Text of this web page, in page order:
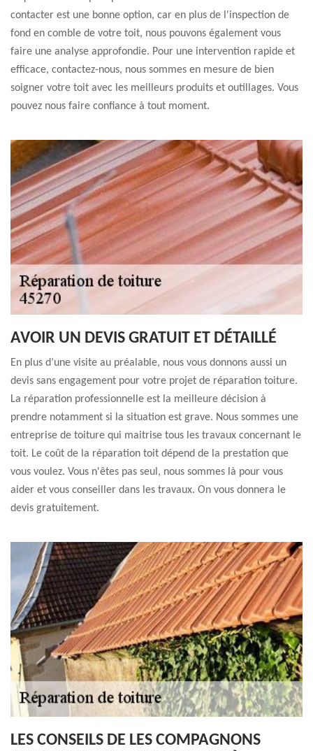
contacter est une bonne option, car en plus de l'inspection de
fond en comble de votre toit, nous pouvons également vous
faire une analyse approfondie. Pour une intervention rapide et
efficace, contactez-nous, nous sommes en mesure de bien
soigner votre toit avec les meilleurs produits et outillages. Vous
pouvez nous faire confiance à tout moment.
AVOIR UN DEVIS GRATUIT ET DÉTAILLÉ
En plus d’une visite au préalable, nous vous donnons aussi un
devis sans engagement pour votre projet de réparation toiture.
La réparation professionnelle est la meilleure décision à
prendre notamment si la situation est grave. Nous sommes une
entreprise de toiture qui maitrise tous les travaux concernant le
toit. Le coût de la réparation toit dépend de la prestation que
vous voulez. Vous n'êtes pas seul, nous sommes là pour vous
aider et vous conseiller dans les travaux. On vous donnera le
devis gratuitement.
LES CONSEILS DE LES COMPAGNONS